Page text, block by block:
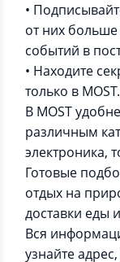
•
от них больше
событий в
• Находите
только в MOST.
В MOST
различным
электроника,
Готовые
отдых на
доставки еды
Вся
узнайте